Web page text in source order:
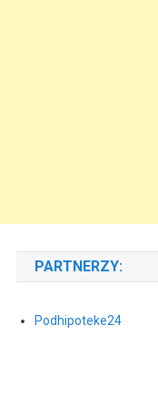
PARTNERZY:
Podhipoteke24